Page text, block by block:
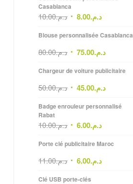
Casablanca
د.م.10.00 د.م.8.00
Blouse personnalisée Casablanca
د.م.80.00 د.م.75.00
Chargeur de voiture publicitaire
د.م.50.00 د.م.45.00
Badge enrouleur personnalisé
Rabat
د.م.10.00 د.م.6.00
Porte clé publicitaire Maroc
د.م.11.00 د.م.6.00
Clé USB porte-clés